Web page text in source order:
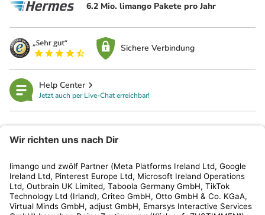
6.2 Mio. limango Pakete pro Jahr
Sichere Verbindung
Help Center
Jetzt auch per Live-Chat erreichbar!
Kundenservice
Shop